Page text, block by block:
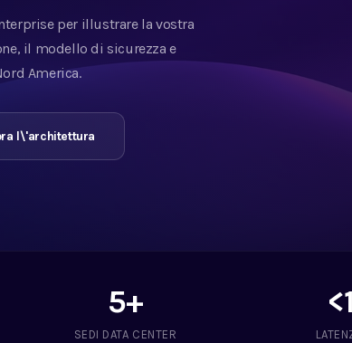
per illustrare la vostra
il modello di sicurezza e
America.
l\'architettura
5+
SEDI DATA CENTER